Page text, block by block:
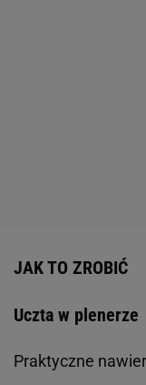
JAK TO ZROBIĆ
Uczta w plenerze
Praktyczne